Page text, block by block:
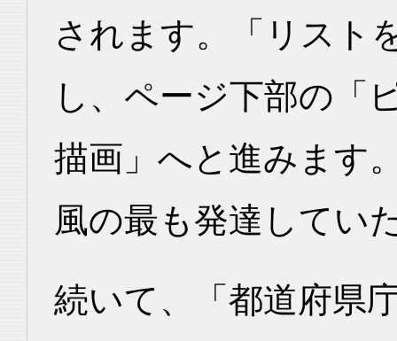
されます。「リスト
し、ページ下部の「
描画」へと進みます
風の最も発達してい
続いて、「都道府県